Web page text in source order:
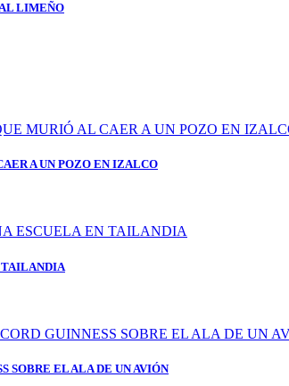
LIMEÑO
A UN POZO EN IZALCO
TAILANDIA
SOBRE EL ALA DE UN AVIÓN